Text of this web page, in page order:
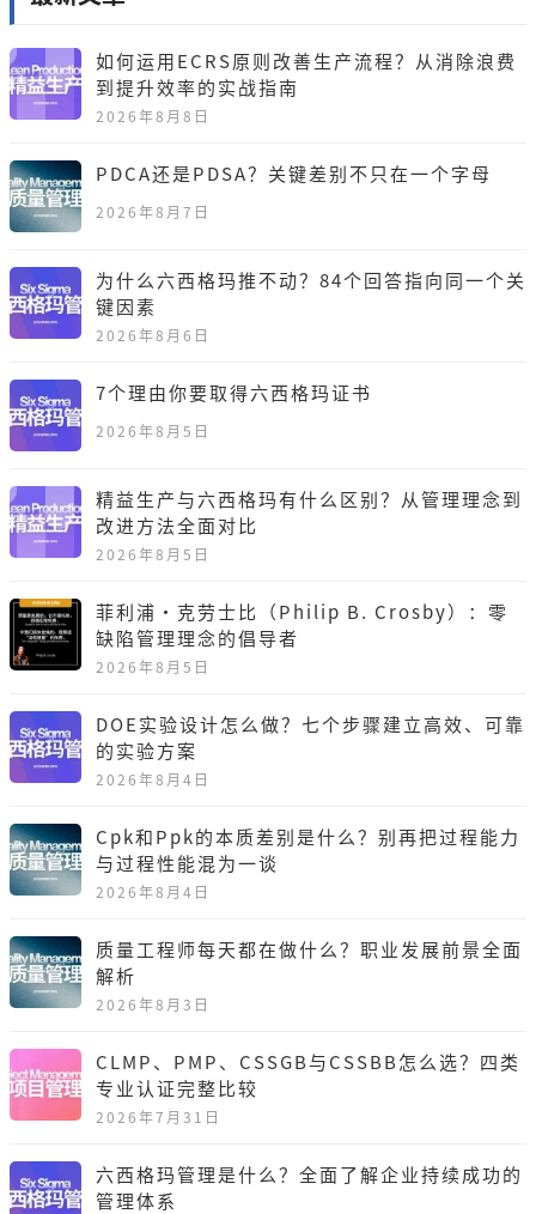
如何运用ECRS原则改善生产流程？从消除浪费
到提升效率的实战指南
2026年8月8日
PDCA还是PDSA？关键差别不只在一个字母
2026年8月7日
为什么六西格玛推不动？84个回答指向同一个关
键因素
2026年8月6日
7个理由你要取得六西格玛证书
2026年8月5日
精益生产与六西格玛有什么区别？从管理理念到
改进方法全面对比
2026年8月5日
菲利浦·克劳士比（Philip B. Crosby）：零
缺陷管理理念的倡导者
2026年8月5日
DOE实验设计怎么做？七个步骤建立高效、可靠
的实验方案
2026年8月4日
Cpk和Ppk的本质差别是什么？别再把过程能力
与过程性能混为一谈
2026年8月4日
质量工程师每天都在做什么？职业发展前景全面
解析
2026年8月3日
CLMP、PMP、CSSGB与CSSBB怎么选？四类
专业认证完整比较
2026年7月31日
六西格玛管理是什么？全面了解企业持续成功的
管理体系